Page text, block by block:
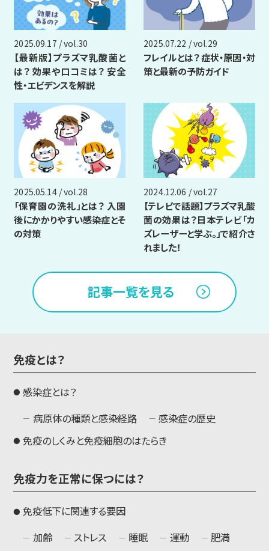
2025.09.17 / vol.30
【最新版】プラズマ乳酸菌と
は？ 効果や口コミは？ 安全
性・エビデンスを解説
2025.07.22 / vol.29
フレイルとは？ 症状・原因・対
策と最新の予防ガイド
2025.05.14 / vol.28
「保育園の洗礼」とは？ 入園
後にかかりやすい感染症とそ
の対策
2024.12.06 / vol.27
【テレビで話題】プラズマ乳酸
菌の効果は？日本テレビ「カ
ズレーザーと学ぶ。」で紹介さ
れました！
記事一覧を見る
免疫とは？
感染症とは？
病原体の種類と感染経路
感染症の歴史
免疫のしくみと免疫細胞のはたらき
免疫力を正常に保つには？
免疫低下に関連する要因
加齢
ストレス 睡眠 運動
肥満